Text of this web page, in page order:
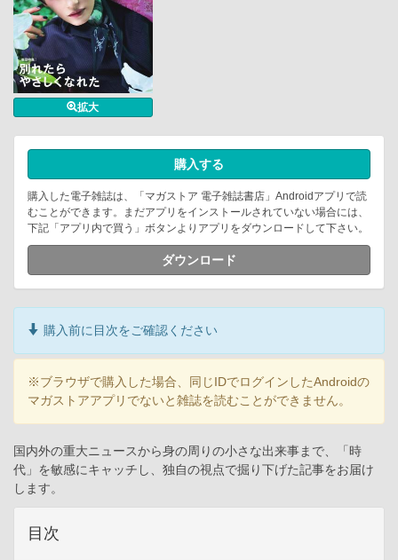
拡大
購入する
購入した電子雑誌は、「マガストア 電子雑誌書店」Androidアプリで読
むことができます。まだアプリをインストールされていない場合には、
下記「アプリ内で買う」ボタンよりアプリをダウンロードして下さい。
ダウンロード
購入前に目次をご確認ください
※ブラウザで購入した場合、同じIDでログインしたAndroidの
マガストアアプリでないと雑誌を読むことができません。
国内外の重大ニュースから身の周りの小さな出来事まで、「時
代」を敏感にキャッチし、独自の視点で掘り下げた記事をお届け
します。
目次